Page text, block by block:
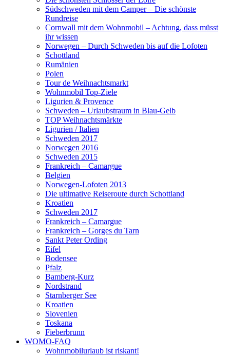
Südschweden mit dem Camper – Die schönste
Rundreise
Cornwall mit dem Wohnmobil – Achtung, dass müsst
ihr wissen
Norwegen – Durch Schweden bis auf die Lofoten
Schottland
Rumänien
Polen
Tour de Weihnachtsmarkt
Wohnmobil Top-Ziele
Ligurien & Provence
Schweden – Urlaubstraum in Blau-Gelb
TOP Weihnachtsmärkte
Ligurien / Italien
Schweden 2017
Norwegen 2016
Schweden 2015
Frankreich – Camargue
Belgien
Norwegen-Lofoten 2013
Die ultimative Reiseroute durch Schottland
Kroatien
Schweden 2017
Frankreich – Camargue
Frankreich – Gorges du Tarn
Sankt Peter Ording
Eifel
Bodensee
Pfalz
Bamberg-Kurz
Nordstrand
Starnberger See
Kroatien
Slovenien
Toskana
Fieberbrunn
WOMO-FAQ
Wohnmobilurlaub ist riskant!